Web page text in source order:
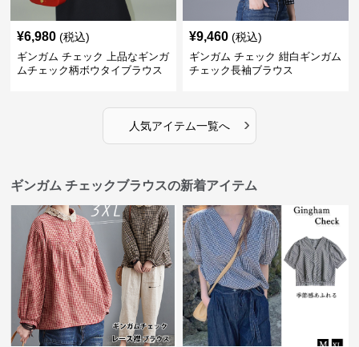
¥6,980 (税込)
ギンガム チェック 上品なギンガ
ムチェック柄ボウタイブラウス
¥9,460 (税込)
ギンガム チェック 紺白ギンガム
チェック長袖ブラウス
人気アイテム一覧へ ›
ギンガム チェックブラウスの新着アイテム